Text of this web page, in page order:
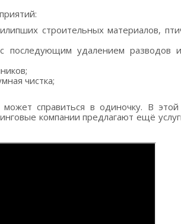
строительных материалов,
последующим удалением разводов
чистка;
справиться в одиночку. В
компании предлагают ещё